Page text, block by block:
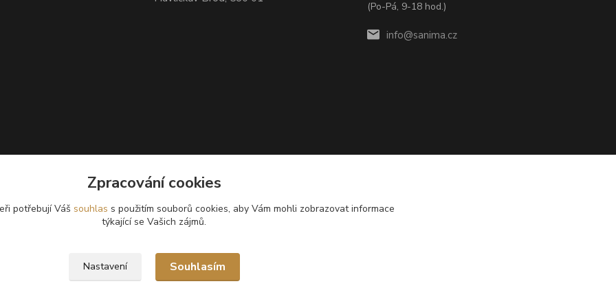
(Po-Pá, 9-18 hod.)
info@sanima.cz
Zpracování cookies
potřebují Váš souhlas s použitím souborů cookies, aby Vám mohli zobrazovat informace
týkající se Vašich zájmů.
Nastavení Souhlasím